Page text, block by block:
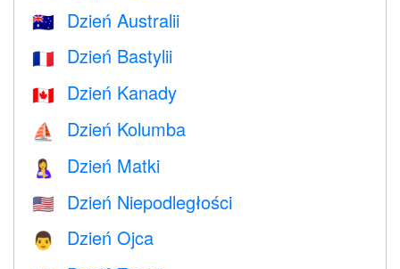
🇦🇺 Dzień Australii
🇫🇷 Dzień Bastylii
🇨🇦 Dzień Kanady
⛵️ Dzień Kolumba
🤱 Dzień Matki
🇺🇸 Dzień Niepodległości
👨 Dzień Ojca